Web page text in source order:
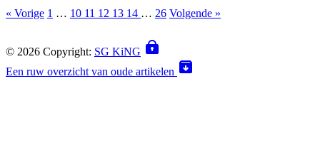
« Vorige 1 … 10 11 12 13 14 … 26 Volgende »
© 2026 Copyright: SG KiNG
Een ruw overzicht van oude artikelen